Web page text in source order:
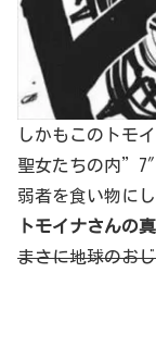
しかもこのトモ
聖女たちの内
弱者を食い物に
トモイナさんの
まさに地球のお